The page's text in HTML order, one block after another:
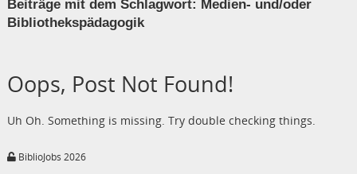
Beiträge mit dem Schlagwort: Medien- und/oder
Bibliothekspädagogik
Oops, Post Not Found!
Uh Oh. Something is missing. Try double checking things.
BiblioJobs 2026